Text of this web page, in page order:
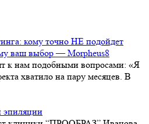
кому точно НЕ подойдет
ваш выбор — Morpheus8
к нам подобными вопросами: «Я
хватило на пару месяцев. В
эпиляции